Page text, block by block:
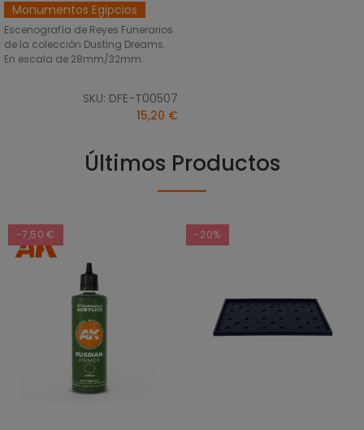
Monumentos Egipcios
Escenografía de Reyes Funerarios
de la colección Dusting Dreams.
En escala de 28mm/32mm.
SKU: DFE-T00507
15,20 €
Últimos Productos
-7,50 € -20%